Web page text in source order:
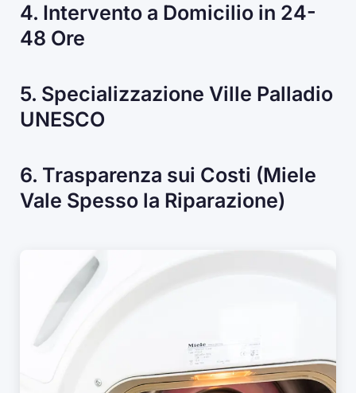
4. Intervento a Domicilio in 24-
48 Ore
5. Specializzazione Ville Palladio
UNESCO
6. Trasparenza sui Costi (Miele
Vale Spesso la Riparazione)